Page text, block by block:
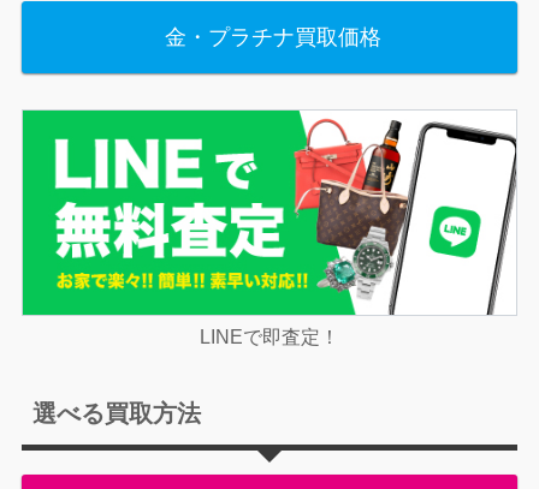
金・プラチナ買取価格
LINEで即査定！
選べる買取方法